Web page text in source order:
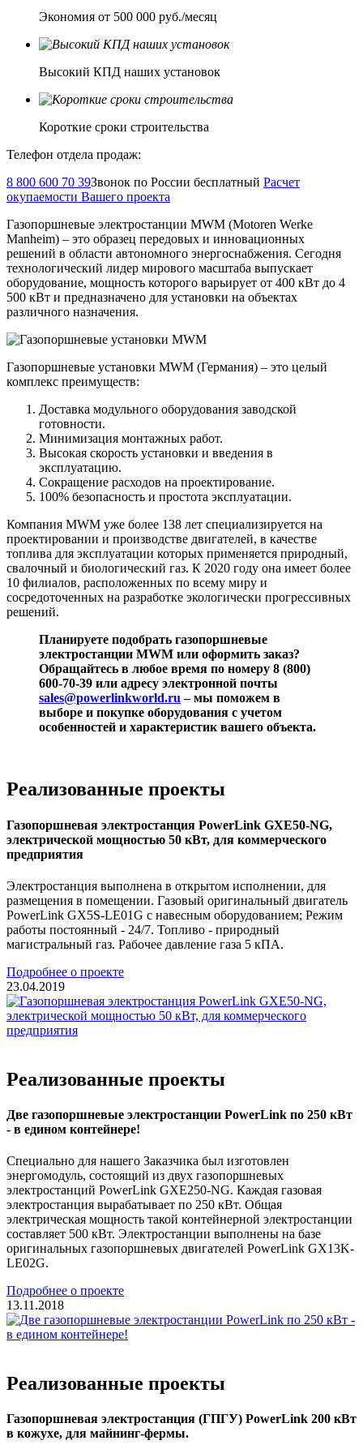
Экономия от 500 000 руб./месяц
Высокий КПД наших установок
Короткие сроки строительства
Телефон отдела продаж:
8 800 600 70 39Звонок по России бесплатный Расчет
окупаемости Вашего проекта
Газопоршневые электростанции MWM (Motoren Werke
Manheim) – это образец передовых и инновационных
решений в области автономного энергоснабжения. Сегодня
технологический лидер мирового масштаба выпускает
оборудование, мощность которого варьирует от 400 кВт до 4
500 кВт и предназначено для установки на объектах
различного назначения.
Газопоршневые установки MWM (Германия) – это целый
комплекс преимуществ:
Доставка модульного оборудования заводской
готовности.
Минимизация монтажных работ.
Высокая скорость установки и введения в
эксплуатацию.
Сокращение расходов на проектирование.
100% безопасность и простота эксплуатации.
Компания MWM уже более 138 лет специализируется на
проектировании и производстве двигателей, в качестве
топлива для эксплуатации которых применяется природный,
свалочный и биологический газ. К 2020 году она имеет более
10 филиалов, расположенных по всему миру и
сосредоточенных на разработке экологически прогрессивных
решений.
Планируете подобрать газопоршневые
электростанции MWM или оформить заказ?
Обращайтесь в любое время по номеру 8 (800)
600-70-39 или адресу электронной почты
sales@powerlinkworld.ru– мы поможем в
выборе и покупке оборудования с учетом
особенностей и характеристик вашего объекта.
Реализованные проекты
Газопоршневая электростанция PowerLink GXE50-NG,
электрической мощностью 50 кВт, для коммерческого
предприятия
Электростанция выполнена в открытом исполнении, для
размещения в помещении. Газовый оригинальный двигатель
PowerLink GX5S-LE01G с навесным оборудованием; Режим
работы постоянный - 24/7. Топливо - природный
магистральный газ. Рабочее давление газа 5 кПА.
Подробнее о проекте
23.04.2019
Реализованные проекты
Две газопоршневые электростанции PowerLink по 250 кВт
- в едином контейнере!
Специально для нашего Заказчика был изготовлен
энергомодуль, состоящий из двух газопоршневых
электростанций PowerLink GXE250-NG. Каждая газовая
электростанция вырабатывает по 250 кВт. Общая
электрическая мощность такой контейнерной электростанции
составляет 500 кВт. Электростанции выполнены на базе
оригинальных газопоршневых двигателей PowerLink GX13K-
LE02G.
Подробнее о проекте
13.11.2018
Реализованные проекты
Газопоршневая электростанция (ГПГУ) PowerLink 200 кВт
в кожухе, для майнинг-фермы.